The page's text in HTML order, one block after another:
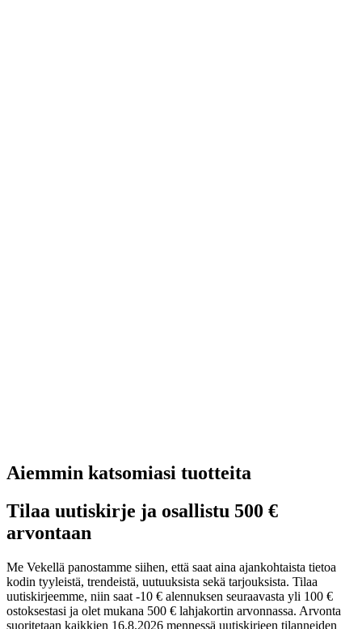
Aiemmin katsomiasi tuotteita
Tilaa uutiskirje ja osallistu 500 €
arvontaan
Me Vekellä panostamme siihen, että saat aina ajankohtaista tietoa
kodin tyyleistä, trendeistä, uutuuksista sekä tarjouksista. Tilaa
uutiskirjeemme, niin saat -10 € alennuksen seuraavasta yli 100 €
ostoksestasi ja olet mukana 500 € lahjakortin arvonnassa. Arvonta
suoritetaan kaikkien 16.8.2026 mennessä uutiskirjeen tilanneiden